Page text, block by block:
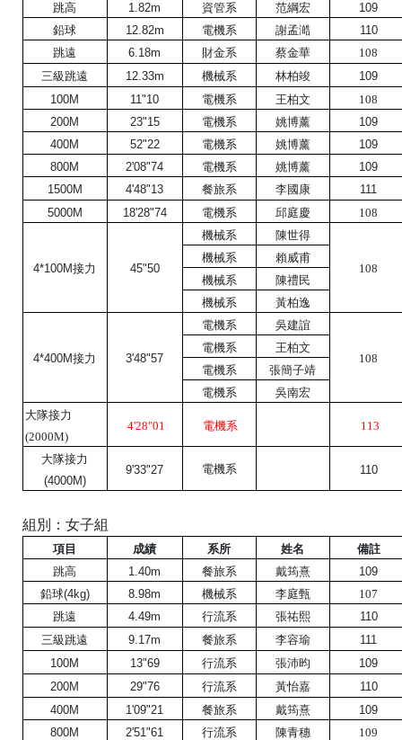
跳高
1.82m 資管系 范綱宏
109
鉛球
12.82m 電機系 謝孟澔
110
跳遠
6.18m 財金系 蔡金華
108
三級跳遠
12.33m 機械系 林柏竣
109
100M
11"10 電機系 王柏文
108
200M
23"15 電機系 姚博薰
109
400M
52"22 電機系 姚博薰
109
800M
2'08"74 電機系 姚博薰
109
1500M
4'48"13 餐旅系 李國康
111
5000M
18'28"74 電機系 邱庭慶 108
4*100M接力 45"50
機械系 陳世得
108
機械系
賴威甫
機械系
陳禮民
機械系
黃柏逸
4*400M接力 3'48"57
電機系 吳建誼
108
電機系
王柏文
電機系
張簡子靖
電機系
吳南宏
大隊接力
(2000M)
4'28"01 電機系 113
大隊接力
(4000M)
9'33"27 電機系 110
組別：女子組
項目 成績 系所 姓名
備註
跳高
1.40m 餐旅系 戴筠熹
109
鉛球(4kg)
8.98m 機械系 李庭甄
107
跳遠
4.49m 行流系 張祐熙
110
三級跳遠
9.17m 餐旅系 李容瑜
111
100M
13"69 行流系 張沛昀
109
200M
29"76 行流系 黃怡嘉
110
400M
1'09"21 餐旅系 戴筠熹
109
800M
2'51"61 行流系 陳青穗
109